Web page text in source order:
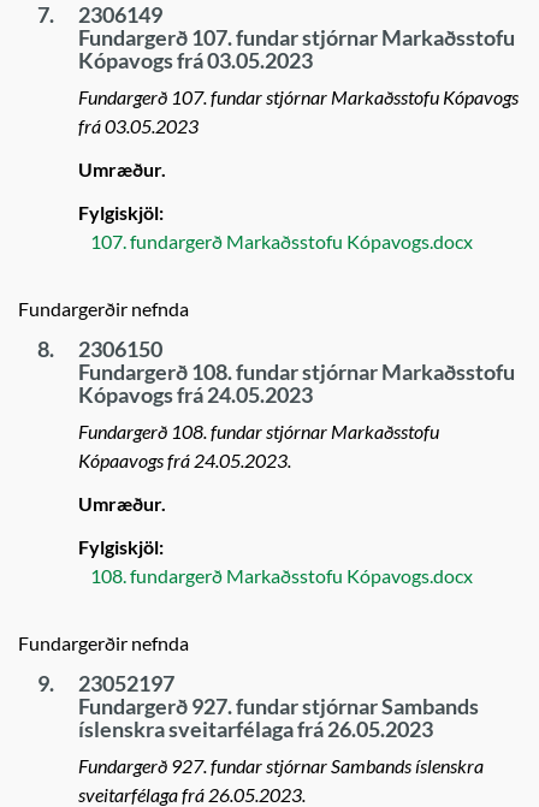
7.
2306149
Fundargerð 107. fundar stjórnar Markaðsstofu
Kópavogs frá 03.05.2023
Fundargerð 107. fundar stjórnar Markaðsstofu Kópavogs
frá 03.05.2023
Umræður.
Fylgiskjöl:
107. fundargerð Markaðsstofu Kópavogs.docx
Fundargerðir nefnda
8.
2306150
Fundargerð 108. fundar stjórnar Markaðsstofu
Kópavogs frá 24.05.2023
Fundargerð 108. fundar stjórnar Markaðsstofu
Kópaavogs frá 24.05.2023.
Umræður.
Fylgiskjöl:
108. fundargerð Markaðsstofu Kópavogs.docx
Fundargerðir nefnda
9.
23052197
Fundargerð 927. fundar stjórnar Sambands
íslenskra sveitarfélaga frá 26.05.2023
Fundargerð 927. fundar stjórnar Sambands íslenskra
sveitarfélaga frá 26.05.2023.